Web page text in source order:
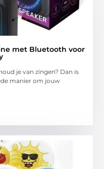
met Bluetooth voor
je van zingen? Dan is
manier om jouw